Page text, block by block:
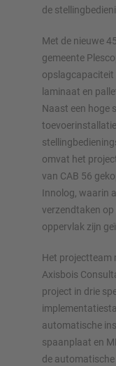
de
Met de nieuwe
gemeente
opslagcapaciteit
laminaat en
Naast een hoge
omvat het
van CAB 56
Innolog, waarin
verzendtaken
oppervlak zijn
Het projectteam
Axisbois
project in drie
automatische
spaanplaat en
de
Automatische
Systeemvloeren
Verticale opslag
Plan uw
– inclusief directe
Configureer